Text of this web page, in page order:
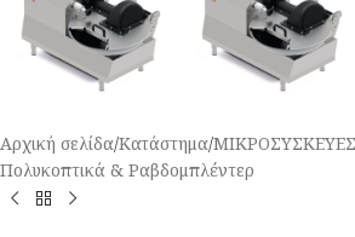
Αρχική σελίδα/Κατάστημα/
Πολυκοπτικά & Ραβδομπλέντερ